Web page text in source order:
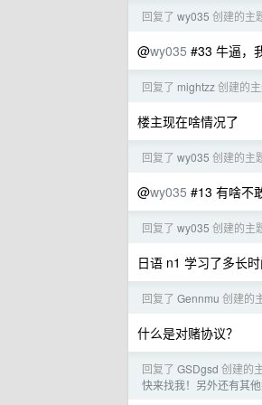
回复了 wy035 创建的主
@wy035 #33 牛逼，
回复了 mightzz创建的
楼主现在啥情况了
回复了 wy035 创建的主
@wy035 #13 有啥不
回复了 wy035 创建的主
日语 n1 学习了多长
回复了 Gennmu 创建的
什么是对赌协议？
回复了 GSDgsd 创建的
快来找我！另外还有其